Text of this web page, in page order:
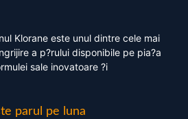
Klorane este unul dintre cele mai
a p?rului disponibile pe pia?a
sale inovatoare ?i
parul pe luna